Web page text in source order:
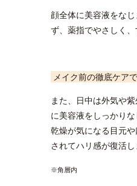
顔全体に美容液をな
ず、薬指でやさしく
メイク前の徹底ケア
また、日中は外気や
に美容液をしっかりな
乾燥が気になる目元
されてハリ感が復活し
※角層内